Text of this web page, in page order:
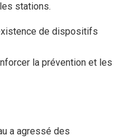
stations.
de dispositifs
la prévention et les
a agressé des